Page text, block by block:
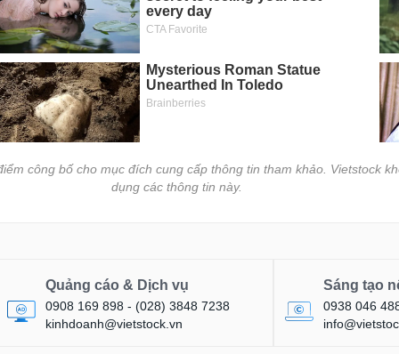
công bố cho mục đích cung cấp thông tin tham khảo. Vietstock
dụng các thông tin này.
Quảng cáo & Dịch vụ
0908 169 898 - (028) 3848 7238
kinhdoanh@vietstock.vn
Sáng tạo
0938 046